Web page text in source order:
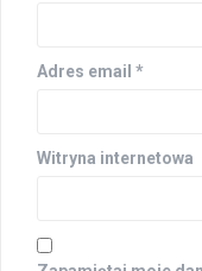
Adres email *
Witryna internetowa